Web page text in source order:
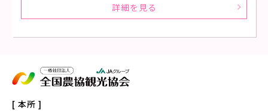
詳細を見る
[ 本所 ]